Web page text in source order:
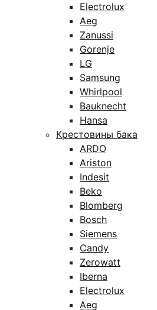
Electrolux
Aeg
Zanussi
Gorenje
LG
Samsung
Whirlpool
Bauknecht
Hansa
Крестовины бака
ARDO
Ariston
Indesit
Beko
Blomberg
Bosch
Siemens
Candy
Zerowatt
Iberna
Electrolux
Aeg